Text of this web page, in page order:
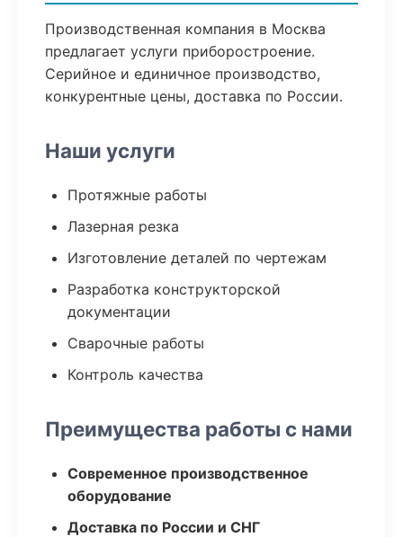
Производственная компания в Москва
предлагает услуги приборостроение.
Серийное и единичное производство,
конкурентные цены, доставка по России.
Наши услуги
Протяжные работы
Лазерная резка
Изготовление деталей по чертежам
Разработка конструкторской
документации
Сварочные работы
Контроль качества
Преимущества работы с нами
Современное производственное
оборудование
Доставка по России и СНГ